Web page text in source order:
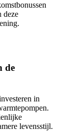
deze
de
in
levensstijl.